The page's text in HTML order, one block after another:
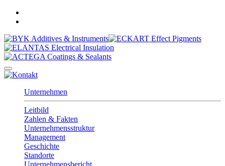
Unternehmen
Leitbild
Zahlen & Fakten
Unternehmensstruktur
Management
Geschichte
Standorte
Unternehmensbericht